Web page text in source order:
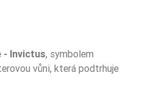
- Invictus, symbolem
vůni, která podtrhuje